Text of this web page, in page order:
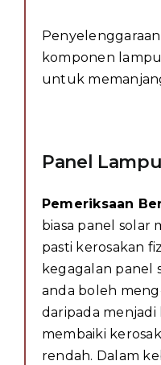
komponen
untuk
Panel
Pemeriksaan
biasa panel solar
pasti kerosakan
kegagalan panel
anda boleh
daripada
membaiki
rendah. Dalam